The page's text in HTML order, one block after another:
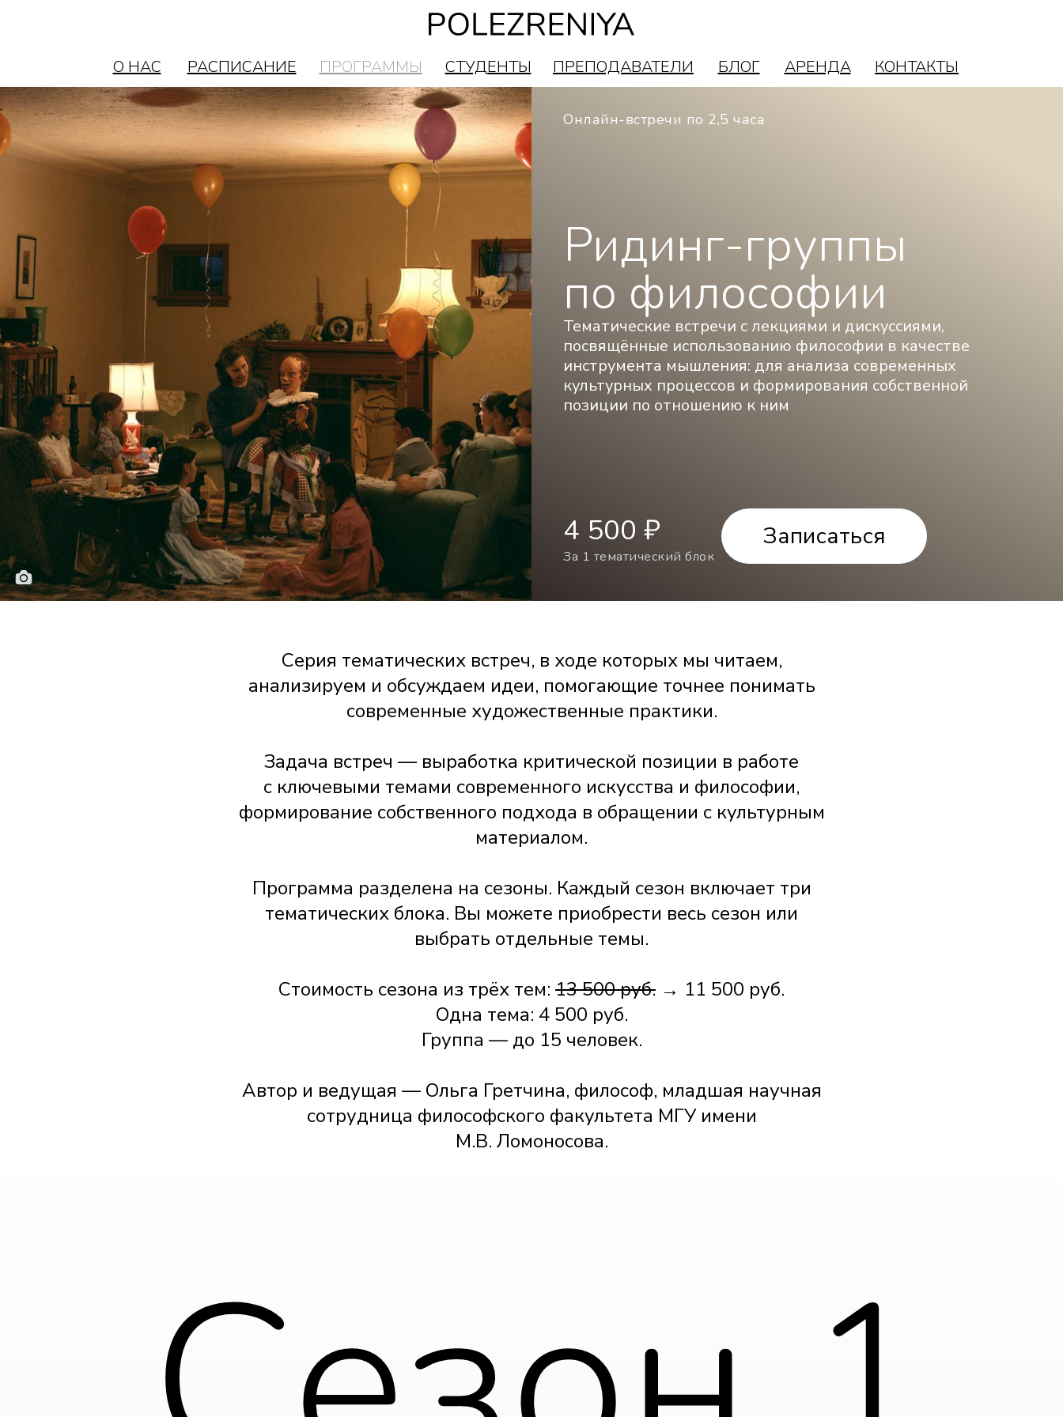
КОНТАКТЫ
АРЕНДА
БЛОГ
ПРЕПОДАВАТЕЛИ
СТУДЕНТЫ
ПРОГРАММЫ
РАСПИСАНИЕ
О НАС
ПРЕПОДАВАТЕЛИ
СТУДЕНТЫ
Структура блоков Что входит
Онлайн-встречи по 2,5 часа
Ридинг-группы
по философии
Тематические встречи с лекциями и дискуссиями,
посвящённые использованию философии в качестве
инструмента мышления: для анализа современных
культурных процессов и формирования собственной
позиции по отношению к ним
4 500 ₽
За 1 тематический блок
Записаться
© Jeff Wall, A ventriloquist at a birthday party in October 1947
Cерия тематических встреч, в ходе которых мы читаем,
анализируем и обсуждаем идеи, помогающие точнее понимать
современные художественные практики.
Задача встреч — выработка критической позиции в работе
с ключевыми темами современного искусства и философии,
формирование собственного подхода в обращении с культурным
материалом.
Программа разделена на сезоны. Каждый сезон включает три
тематических блока. Вы можете приобрести весь сезон или
выбрать отдельные темы.
Стоимость сезона из трёх тем: 13 500 руб. → 11 500 руб.
Одна тема: 4 500 руб.
Группа — до 15 человек.
Автор и ведущая — Ольга Гретчина, философ, младшая научная
сотрудница философского факультета МГУ имени
М.В. Ломоносова.